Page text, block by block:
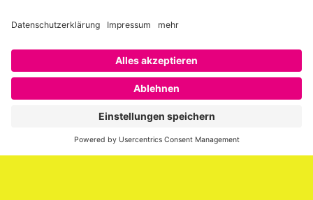
Über SAATKORN
SAATKORN ist der Blog von Gero Hesse. Seit 2009 schreibt
er über die Themen Employer Branding,